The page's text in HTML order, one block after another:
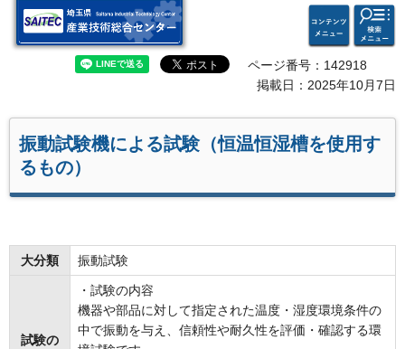
埼玉県 産業技術総合セン
コンテ
ンツメ
ニュー
検索・
共通メ
ニュー
ページ番号：142918
掲載日：2025年10月7日
振動試験機による試験（恒温恒湿槽を使用す
るもの）
大分類 振動試験
試験の
・試験の内容
機器や部品に対して指定された温度・湿度環境条件の
中で振動を与え、信頼性や耐久性を評価・確認する環